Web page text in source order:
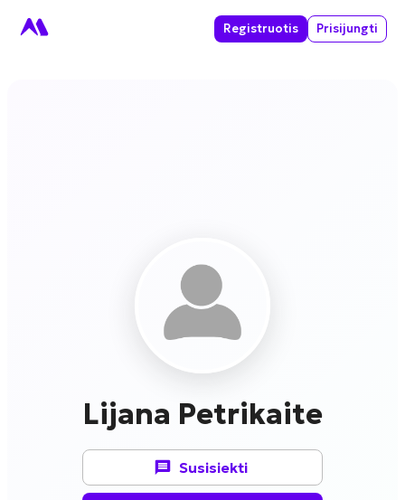
Registruotis Prisijungti
Lijana Petrikaite
Susisiekti